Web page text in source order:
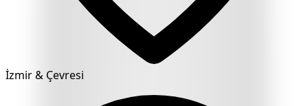
İzmir & Çevresi